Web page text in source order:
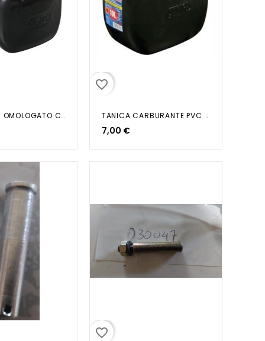
TANICA 5LT OMOLOGATO C/TRAV.
favorite_border
TANICA CARBURANTE PVC 10LT
7,00 €
favorite_border